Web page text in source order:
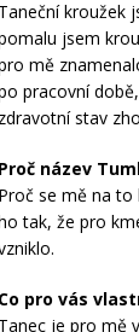
Taneční kroužek
jsem
mě
pracovní
zdravotní stav
Proč název
Proč se mě na
tak, že pro
Co pro vás
Tanec je pro mě